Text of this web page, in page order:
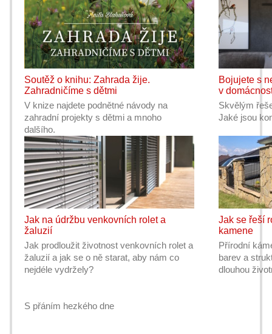
Soutěž o knihu: Zahrada žije.
Zahradničíme s dětmi
V knize najdete podnětné návody na
zahradní projekty s dětmi a mnoho
dalšího.
Bojujete s
v
Skvělým
Jaké jsou
Jak na údržbu venkovních rolet a
žaluzií
Jak prodloužit životnost venkovních rolet a
žaluzií a jak se o ně starat, aby nám co
nejdéle vydržely?
Jak se řeší
kamene
Přírodní
barev a
dlouhou
S přáním hezkého dne